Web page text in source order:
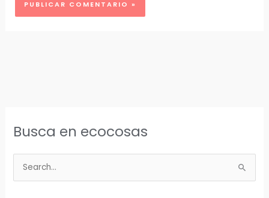
Busca en ecocosas